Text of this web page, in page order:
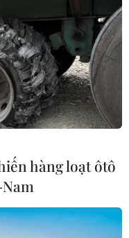
hàng loạt ôtô